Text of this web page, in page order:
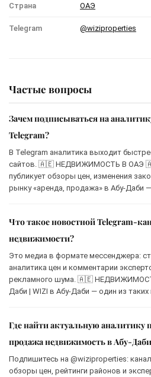
Страна ОАЭ
Telegram @wiziproperties
Частые вопросы
Зачем подписываться на
Telegram?
В Telegram аналитика выходит
сайтов. 🇦🇪 НЕДВИЖИМОСТЬ В ОАЭ
публикует обзоры цен, изменения
рынку «аренда, продажа» в Абу-Даби
Что такое новостной Telegram-
недвижимости?
Это медиа в формате мессенджера:
аналитика цен и комментарии
рекламного шума. 🇦🇪
Даби | WIZI в Абу-Даби — один из таких
Где найти актуальную аналитику
продажа недвижимость в Абу-
Подпишитесь на @wiziproperties:
обзоры цен, рейтинги районов и